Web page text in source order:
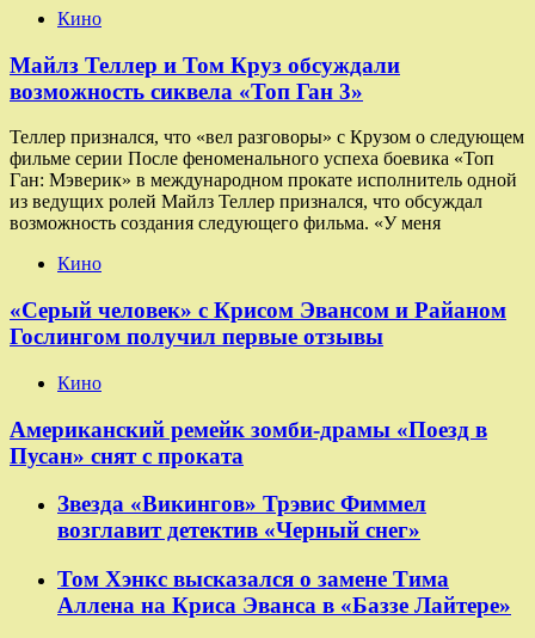
Кино
Майлз Теллер и Том Круз обсуждали
возможность сиквела «Топ Ган 3»
Теллер признался, что «вел разговоры» с Крузом о следующем
фильме серии После феноменального успеха боевика «Топ
Ган: Мэверик» в международном прокате исполнитель одной
из ведущих ролей Майлз Теллер признался, что обсуждал
возможность создания следующего фильма. «У меня
Кино
«Серый человек» с Крисом Эвансом и Райаном
Гослингом получил первые отзывы
Кино
Американский ремейк зомби-драмы «Поезд в
Пусан» снят с проката
Звезда «Викингов» Трэвис Фиммел
возглавит детектив «Черный снег»
Том Хэнкс высказался о замене Тима
Аллена на Криса Эванса в «Баззе Лайтере»